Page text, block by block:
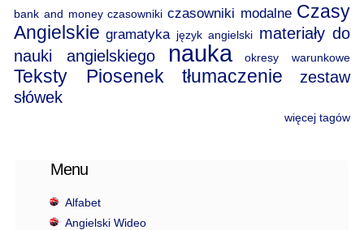
bank and money czasowniki czasowniki modalne Czasy
Angielskie gramatyka język angielski materiały do
nauki angielskiego
nauka okresy warunkowe
Teksty Piosenek tłumaczenie
zestaw
słówek
więcej tagów
Menu
Alfabet
Angielski Wideo